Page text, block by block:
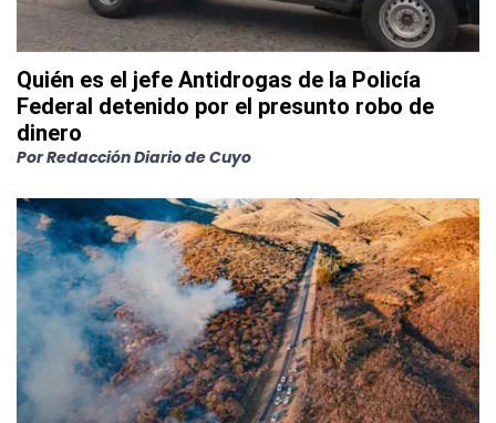
Quién es el jefe Antidrogas de la Policía
Federal detenido por el presunto robo de
dinero
PorRedacción Diario de Cuyo